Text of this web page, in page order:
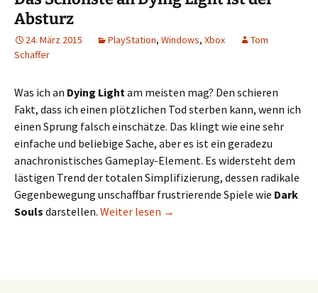
Absturz
24. März 2015 PlayStation, Windows, Xbox
Tom
Schaffer
Was ich an Dying Lightam meisten mag? Den schieren
Fakt, dass ich einen plötzlichen Tod sterben kann, wenn ich
einen Sprung falsch einschätze. Das klingt wie eine sehr
einfache und beliebige Sache, aber es ist ein geradezu
anachronistisches Gameplay-Element. Es widersteht dem
lästigen Trend der totalen Simplifizierung, dessen radikale
Gegenbewegung unschaffbar frustrierende Spiele wie Dark
Souls darstellen. Weiter lesen Das Schönste an Dying Light
→